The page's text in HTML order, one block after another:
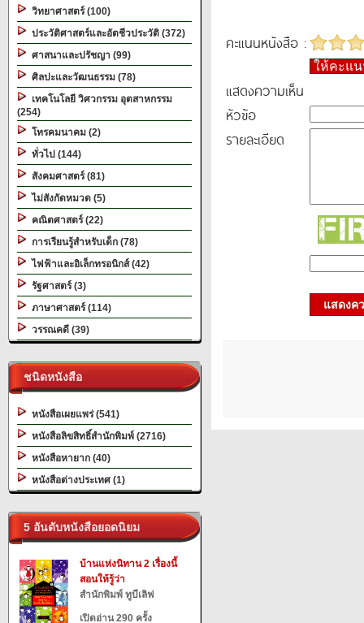
วิทยาศาสตร์ (100)
ประวัติศาสตร์และอัตชีวประวัติ (372)
ศาสนาและปรัชญา (99)
ศิลปะและวัฒนธรรม (78)
เทคโนโลยี วิศวกรรม อุตสาหกรรม
(254)
โทรคมนาคม (2)
ทั่วไป (144)
สังคมศาสตร์ (81)
ไม่สังกัดหมวด (5)
คณิตศาสตร์ (22)
การเรียนรู้สำหรับเด็ก (78)
ไฟฟ้าและอิเล็กทรอนิกส์ (42)
รัฐศาสตร์ (3)
ภาษาศาสตร์ (114)
วรรณคดี (39)
ชนิดหนังสือ
หนังสือเผยแพร่ (541)
หนังสือลิขสิทธิ์สำนักพิมพ์ (2716)
หนังสือหายาก (40)
หนังสือต่างประเทศ (1)
5 อันดับหนังสือยอดนิยม
บ้านแห่งนิทาน 2 เรื่องนี้
สอนให้รู้ว่า
สำนักพิมพ์ ทูบีเลิฟ
เปิดอ่าน 290 ครั้ง
คะแนนหนังสือ :
ให้คะแ
แสดงความเห็น
หัวข้อ
รายละเอียด
แสดงค